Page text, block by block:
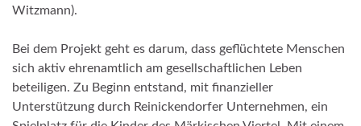
Witzmann).
Bei dem Projekt geht es darum, dass geflüchtete Menschen
sich aktiv ehrenamtlich am gesellschaftlichen Leben
beteiligen. Zu Beginn entstand, mit finanzieller
Unterstützung durch Reinickendorfer Unternehmen, ein